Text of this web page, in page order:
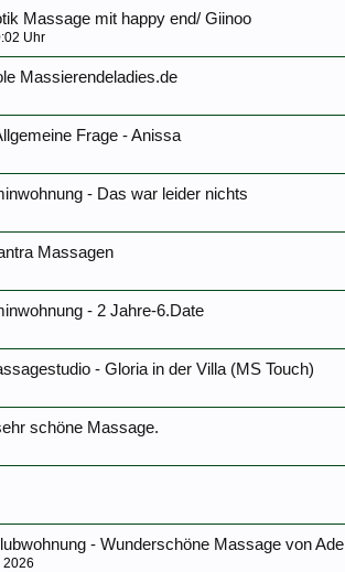
Massage mit happy end/ Giinoo
Uhr
Massierendeladies.de
Frage - Anissa
- Das war leider nichts
Massagen
- 2 Jahre-6.Date
- Gloria in der Villa (MS Touch)
schöne Massage.
- Wunderschöne Massage von Adel
2026